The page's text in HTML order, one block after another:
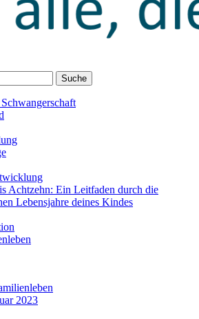
Achtzehn: Ein Leitfaden durch die
Lebensjahre deines Kindes
2023